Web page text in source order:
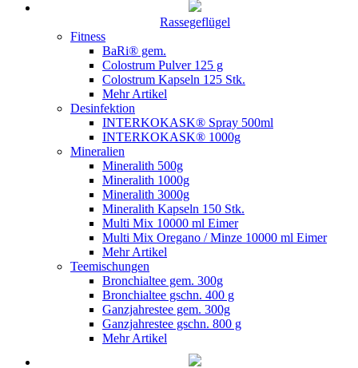
Rassegeflügel
Fitness
BaRi® gem.
Colostrum Pulver 125 g
Colostrum Kapseln 125 Stk.
Mehr Artikel
Desinfektion
INTERKOKASK® Spray 500ml
INTERKOKASK® 1000g
Mineralien
Mineralith 500g
Mineralith 1000g
Mineralith 3000g
Mineralith Kapseln 150 Stk.
Multi Mix 10000 ml Eimer
Multi Mix Oregano / Minze 10000 ml Eimer
Mehr Artikel
Teemischungen
Bronchialtee gem. 300g
Bronchialtee gschn. 400 g
Ganzjahrestee gem. 300g
Ganzjahrestee gschn. 800 g
Mehr Artikel